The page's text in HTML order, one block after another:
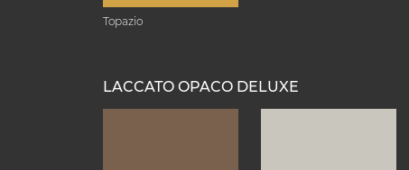
Topazio
LACCATO OPACO DELUXE